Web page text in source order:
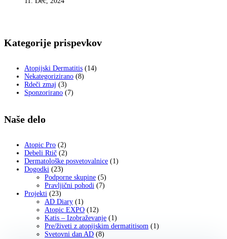
Kategorije prispevkov
Atopijski Dermatitis (14)
Nekategorizirano (8)
Rdeči zmaj (3)
Sponzorirano (7)
Naše delo
Atopic Pro (2)
Debeli Rtič (2)
Dermatološke posvetovalnice (1)
Dogodki (23)
Podporne skupine (5)
Pravljični pohodi (7)
Projekti (23)
AD Diary (1)
Atopic EXPO (12)
Katis – Izobraževanje (1)
Pre/živeti z atopijskim dermatitisom (1)
Svetovni dan AD (8)